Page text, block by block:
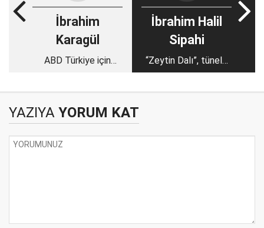
İbrahim
Karagül
ABD Türkiye için
İbrahim Halil
Sipahi
“Zeytin Dalı”, tünele
girmeden son
YAZIYA YORUM KAT